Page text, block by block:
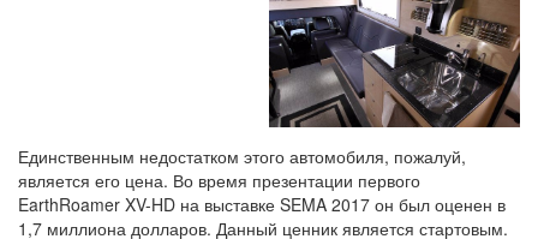
Единственным недостатком этого автомобиля, пожалуй,
является его цена. Во время презентации первого
EarthRoamer XV-HD на выставке SEMA 2017 он был оценен в
1,7 миллиона долларов. Данный ценник является стартовым.